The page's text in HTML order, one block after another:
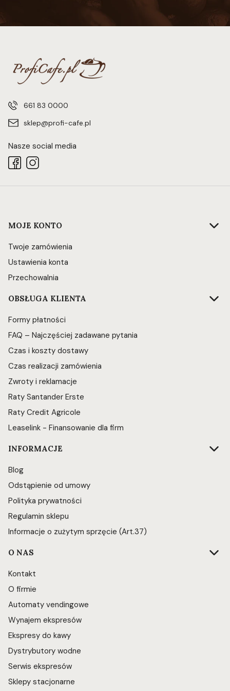
661 83 0000
sklep@profi-cafe.pl
Nasze social media
Linki w stopce
MOJE KONTO
Twoje zamówienia
Ustawienia konta
Przechowalnia
OBSŁUGA KLIENTA
Formy płatności
FAQ – Najczęściej zadawane pytania
Czas i koszty dostawy
Czas realizacji zamówienia
Zwroty i reklamacje
Raty Santander Erste
Raty Credit Agricole
Leaselink - Finansowanie dla firm
INFORMACJE
Blog
Odstąpienie od umowy
Polityka prywatności
Regulamin sklepu
Informacje o zużytym sprzęcie (Art.37)
O NAS
Kontakt
O firmie
Automaty vendingowe
Wynajem ekspresów
Ekspresy do kawy
Dystrybutory wodne
Serwis ekspresów
Sklepy stacjonarne